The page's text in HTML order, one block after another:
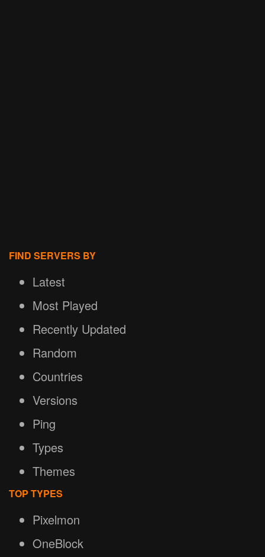
FIND SERVERS BY
Latest
Most Played
Recently Updated
Random
Countries
Versions
Ping
Types
Themes
TOP TYPES
Pixelmon
OneBlock